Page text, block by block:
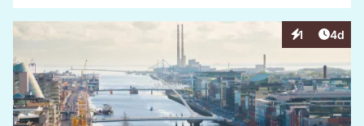
1
Interaktionen
4d